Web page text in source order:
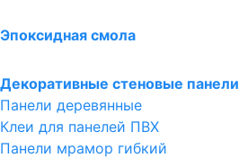
Эпоксидная смола
Декоративные стеновые панели
Панели деревянные
Клеи для панелей ПВХ
Панели мрамор гибкий